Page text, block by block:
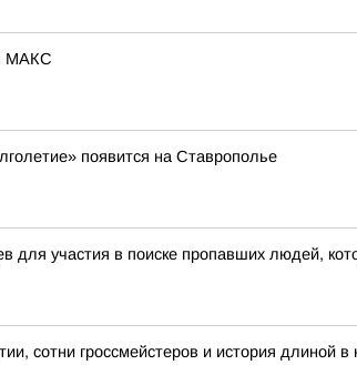
МАКС
появится на Ставрополье
для участия в поиске пропавших людей,
гроссмейстеров и история длиной